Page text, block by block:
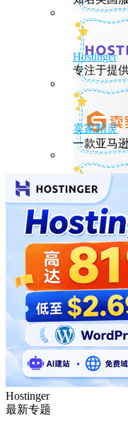
Hostinger
专注于提
卖家精灵
一款亚马
HostEase
性能出众
DMIT
专注于高
Hostinger
最新专题